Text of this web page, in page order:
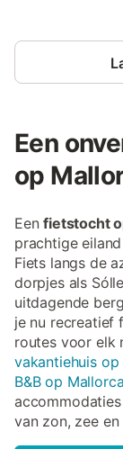
Een
op
Eenfietstocht
prachtige
Fiets langs de
dorpjes als
uitdagende
je nu recreatief
routes voor elk
vakantiehuis op
B&B op Mallorca
van zon, zee